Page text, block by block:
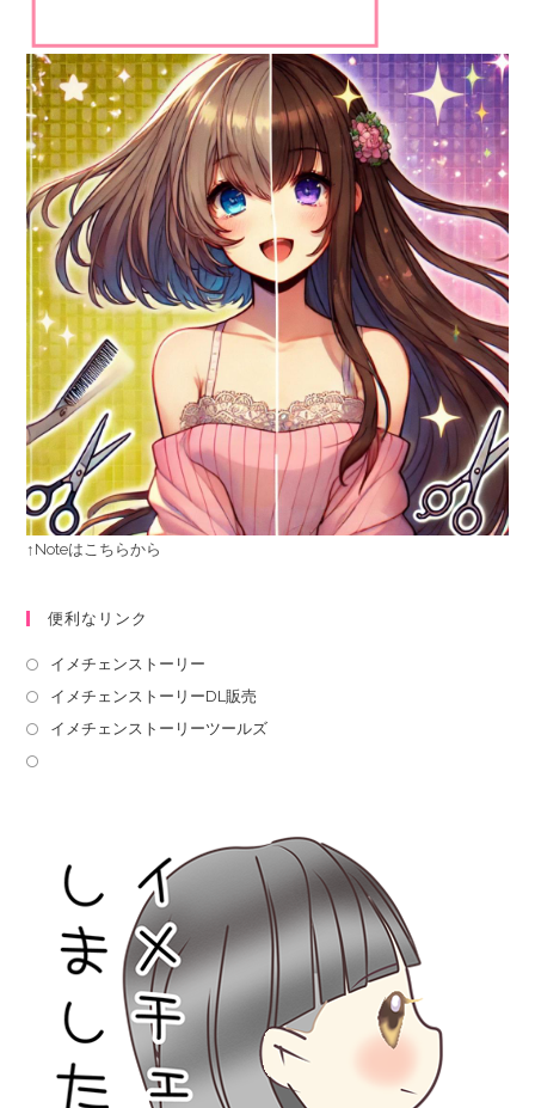
↑Noteはこちらから
便利なリンク
イメチェンストーリー
イメチェンストーリーDL販売
イメチェンストーリーツールズ